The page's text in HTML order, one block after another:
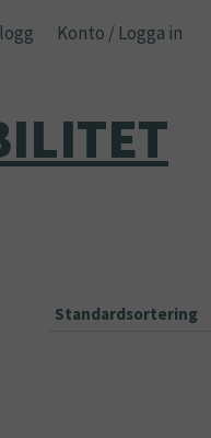
Konto / Logga in